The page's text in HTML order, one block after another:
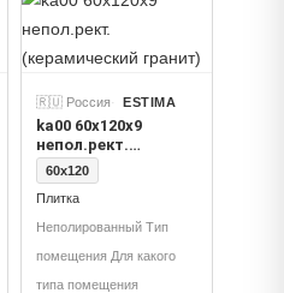
🇷🇺 Россия ESTIMA
ka00 60x120х9
непол.рект.
(керамический
гранит)
60x120
Плитка
Неполированный Тип
помещения Для какого
типа помещения